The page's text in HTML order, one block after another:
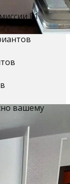
Е1
вашему